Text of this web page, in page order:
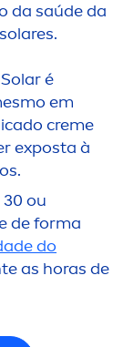
da saúde da
é
em
creme
exposta à
30 ou
de forma
do
as horas de